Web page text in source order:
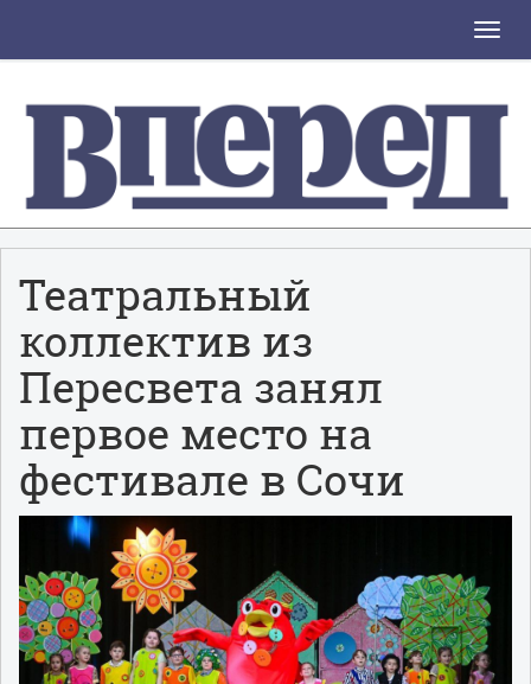
Toggle
Театральный
коллектив из
Пересвета занял
первое место на
фестивале в Сочи